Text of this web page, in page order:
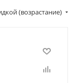
(возрастание)